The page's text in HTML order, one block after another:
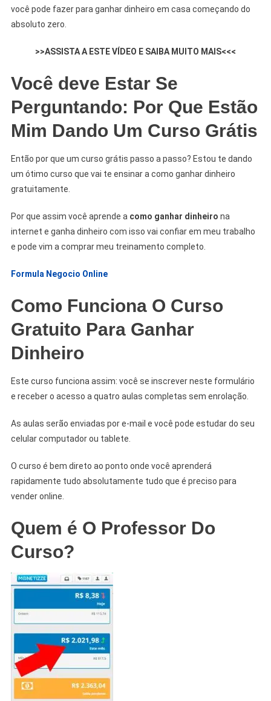
você pode fazer para ganhar dinheiro em casa começando do
absoluto zero.
>>ASSISTA A ESTE VÍDEO E SAIBA MUITO MAIS<<<
Você deve Estar Se
Perguntando: Por Que Estão
Mim Dando Um Curso Grátis
Então por que um curso grátis passo a passo? Estou te dando
um ótimo curso que vai te ensinar a como ganhar dinheiro
gratuitamente.
Por que assim você aprende a como ganhar dinheiro na
internet e ganha dinheiro com isso vai confiar em meu trabalho
e pode vim a comprar meu treinamento completo.
Formula Negocio Online
Como Funciona O Curso
Gratuito Para Ganhar
Dinheiro
Este curso funciona assim: você se inscrever neste formulário
e receber o acesso a quatro aulas completas sem enrolação.
As aulas serão enviadas por e-mail e você pode estudar do seu
celular computador ou tablete.
O curso é bem direto ao ponto onde você aprenderá
rapidamente tudo absolutamente tudo que é preciso para
vender online.
Quem é O Professor Do
Curso?